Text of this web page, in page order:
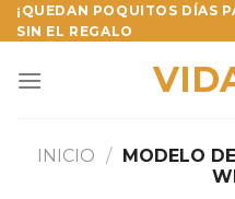
Skip
to
¡QUEDAN POQUITOS DÍAS
SIN EL REGALO
INICIO / MODELO